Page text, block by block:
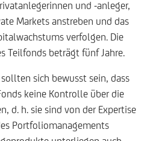
und -anleger,
Markets anstreben und das
verfolgen. Die
Teilfonds beträgt fünf Jahre.
sich bewusst sein, dass
keine Kontrolle über die
d. h. sie sind von der Expertise
Portfoliomanagements